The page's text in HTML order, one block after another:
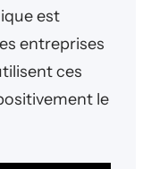
est
entreprises
ces
le